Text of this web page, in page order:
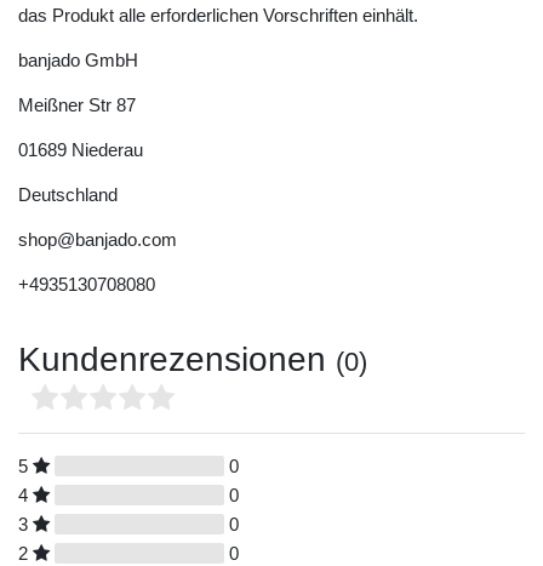
das Produkt alle erforderlichen Vorschriften einhält.
banjado GmbH
Meißner Str 87
01689 Niederau
Deutschland
shop@banjado.com
+4935130708080
Kundenrezensionen (0)
5
0
4
0
3
0
2
0